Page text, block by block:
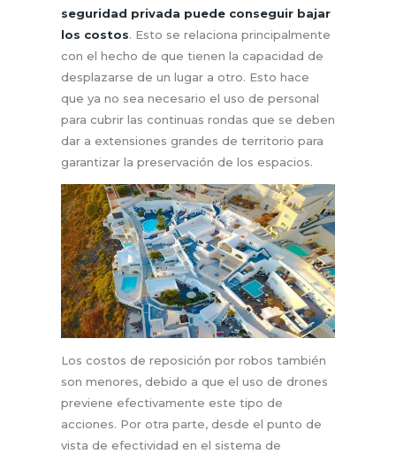
seguridad privada puede conseguir bajar
los costos. Esto se relaciona principalmente
con el hecho de que tienen la capacidad de
desplazarse de un lugar a otro. Esto hace
que ya no sea necesario el uso de personal
para cubrir las continuas rondas que se deben
dar a extensiones grandes de territorio para
garantizar la preservación de los espacios.
Los costos de reposición por robos también
son menores, debido a que el uso de drones
previene efectivamente este tipo de
acciones. Por otra parte, desde el punto de
vista de efectividad en el sistema de